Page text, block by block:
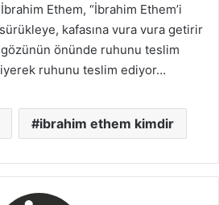
Ethem, “İbrahim Ethem’i
kafasına vura vura getirir
önünde ruhunu teslim
ruhunu teslim ediyor…
ibrahim ethem kimdir